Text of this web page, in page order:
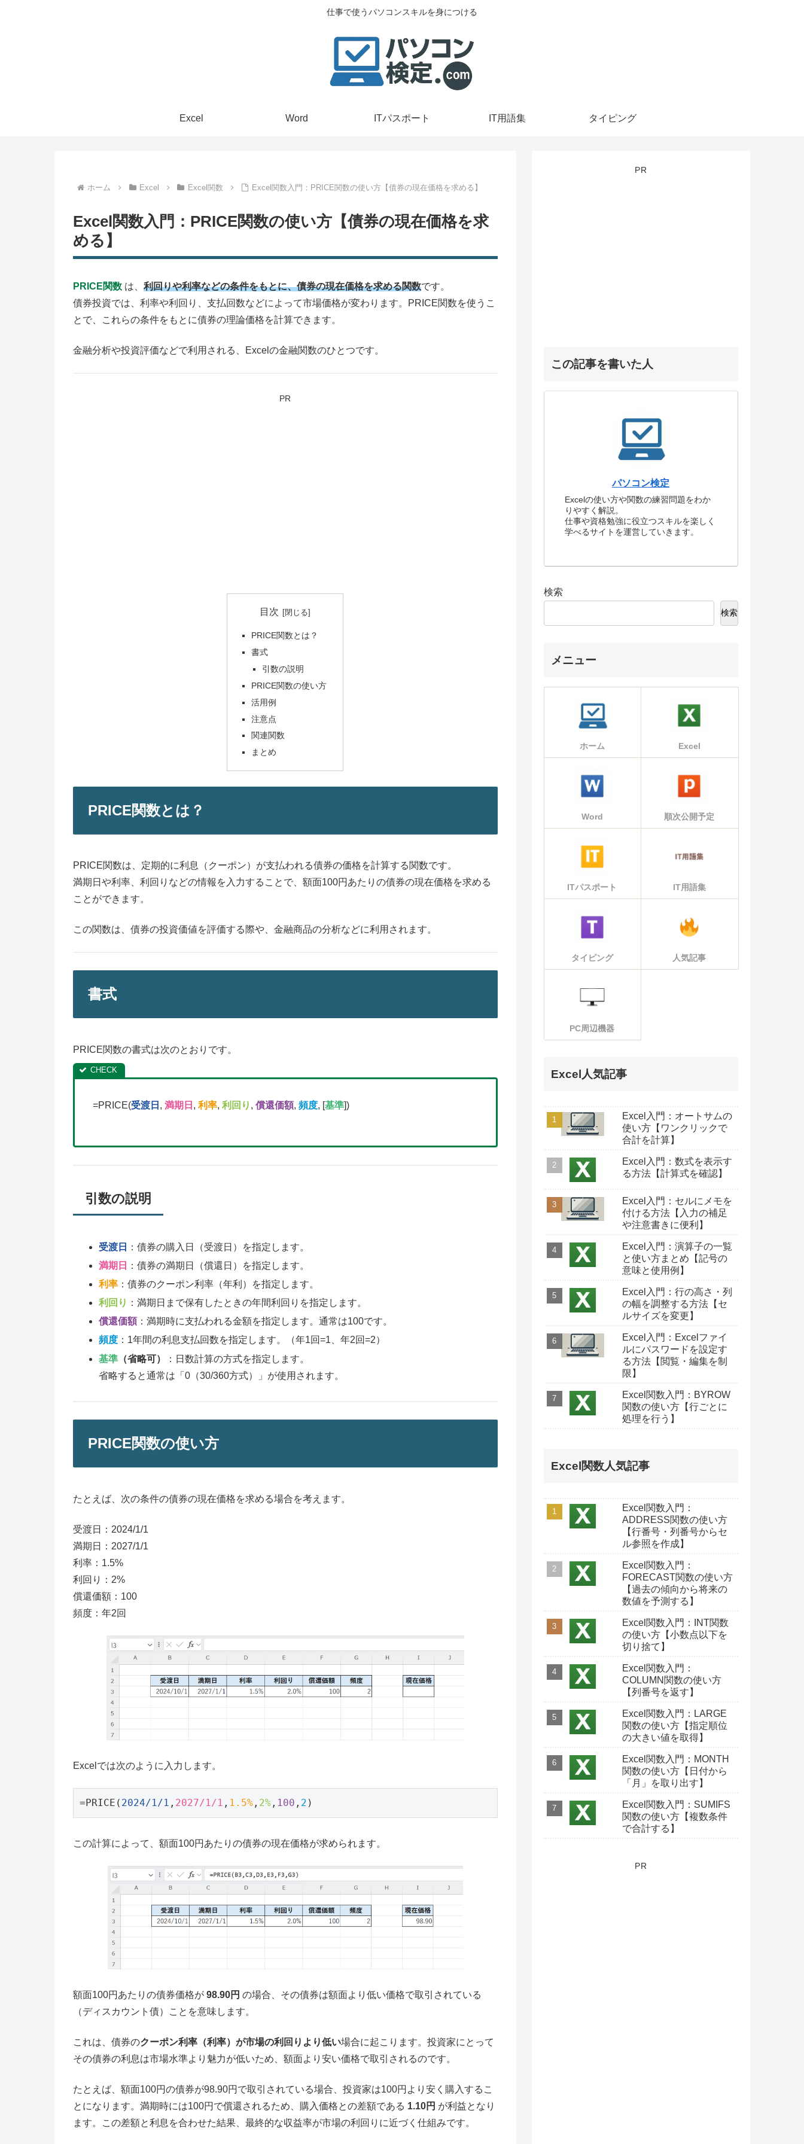
仕事で使うパソコンスキルを身につける
Excel Word ITパスポート IT用語集 タイピング
ホーム Excel Excel関数 Excel関数入門：PRICE関数の使い方【債券の現在価格を求める】
Excel関数入門：PRICE関数の使い方【債券の現在価格を求
める】
PRICE関数は、 利回りや利率などの条件をもとに、債券の現在価格を求める関数です。
債券投資では、利率や利回り、支払回数などによって市場価格が変わります。PRICE関数を使うこ
とで、これらの条件をもとに債券の理論価格を計算できます。
金融分析や投資評価などで利用される、Excelの金融関数のひとつです。
PR
目次
PRICE関数とは？
書式
引数の説明
PRICE関数の使い方
活用例
注意点
関連関数
まとめ
PRICE関数とは？
PRICE関数は、定期的に利息（クーポン）が支払われる債券の価格を計算する関数です。
満期日や利率、利回りなどの情報を入力することで、額面100円あたりの債券の現在価格を求める
ことができます。
この関数は、債券の投資価値を評価する際や、金融商品の分析などに利用されます。
書式
PRICE関数の書式は次のとおりです。
=PRICE(受渡日 , 満期日 , 利率, 利回り , 償還価額, 頻度, [基準])
引数の説明
受渡日
：債券の購入日（受渡日）を指定します。
満期日
：債券の満期日（償還日）を指定します。
利率：債券のクーポン利率（年利）を指定します。
利回り ：満期日まで保有したときの年間利回りを指定します。
償還価額：満期時に支払われる金額を指定します。通常は100です。
頻度：1年間の利息支払回数を指定します。（年1回=1、年2回=2）
基準（省略可）
：日数計算の方式を指定します。
省略すると通常は「0（30/360方式）」が使用されます。
PRICE関数の使い方
たとえば、次の条件の債券の現在価格を求める場合を考えます。
受渡日：2024/1/1
満期日：2027/1/1
利率：1.5%
利回り：2%
償還価額：100
頻度：年2回
Excelでは次のように入力します。
=PRICE( 2024/1/1 , 2027/1/1 , 1.5%, 2%, 100 , 2 )
この計算によって、額面100円あたりの債券の現在価格が求められます。
額面100円あたりの債券価格が 98.90円 の場合、その債券は額面より低い価格で取引されている
（ディスカウント債）ことを意味します。
これは、債券のクーポン利率（利率）が市場の利回りより低い場合に起こります。投資家にとって
その債券の利息は市場水準より魅力が低いため、額面より安い価格で取引されるのです。
たとえば、額面100円の債券が98.90円で取引されている場合、投資家は100円より安く購入するこ
とになります。満期時には100円で償還されるため、購入価格との差額である 1.10円 が利益となり
ます。この差額と利息を合わせた結果、最終的な収益率が市場の利回りに近づく仕組みです。
PR
この記事を書いた人
パソコン検定
Excelの使い方や関数の練習問題をわか
りやすく解説。
仕事や資格勉強に役立つスキルを楽しく
学べるサイトを運営していきます。
検索
検索
メニュー
ホーム Excel
Word 順次公開予定
ITパスポート IT用語集
タイピング 人気記事
PC周辺機器
Excel人気記事
Excel入門：オートサムの
使い方【ワンクリックで
合計を計算】
Excel入門：数式を表示す
る方法【計算式を確認】
Excel入門：セルにメモを
付ける方法【入力の補足
や注意書きに便利】
Excel入門：演算子の一覧
と使い方まとめ【記号の
意味と使用例】
Excel入門：行の高さ・列
の幅を調整する方法【セ
ルサイズを変更】
Excel入門：Excelファイ
ルにパスワードを設定す
る方法【閲覧・編集を制
限】
Excel関数入門：BYROW
関数の使い方【行ごとに
処理を行う】
Excel関数人気記事
Excel関数入門：
ADDRESS関数の使い方
【行番号・列番号からセ
ル参照を作成】
Excel関数入門：
FORECAST関数の使い方
【過去の傾向から将来の
数値を予測する】
Excel関数入門：INT関数
の使い方【小数点以下を
切り捨て】
Excel関数入門：
COLUMN関数の使い方
【列番号を返す】
Excel関数入門：LARGE
関数の使い方【指定順位
の大きい値を取得】
Excel関数入門：MONTH
関数の使い方【日付から
「月」を取り出す】
Excel関数入門：SUMIFS
関数の使い方【複数条件
で合計する】
PR